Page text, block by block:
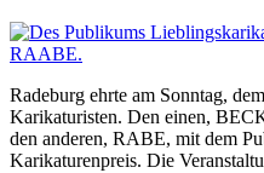
Radeburg ehrte am Sonntag,
Karikaturisten. Den einen,
den anderen, RABE, mit dem
Karikaturenpreis. Die